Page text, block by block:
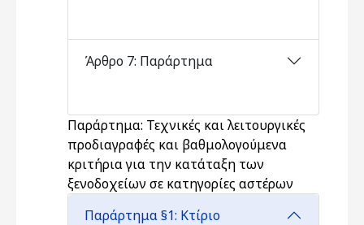
Άρθρο 7: Παράρτημα
Παράρτημα: Τεχνικές και λειτουργικές
προδιαγραφές και βαθμολογούμενα
κριτήρια για την κατάταξη των
ξενοδοχείων σε κατηγορίες αστέρων
Παράρτημα §1: Κτίριο